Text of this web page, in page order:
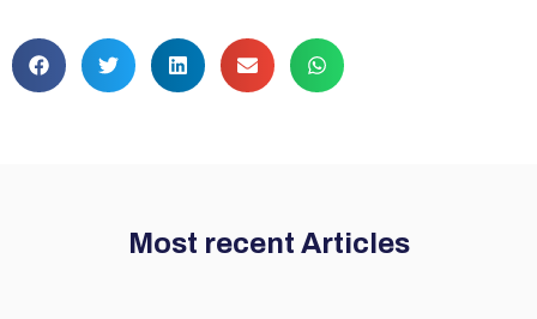
Most recent Articles